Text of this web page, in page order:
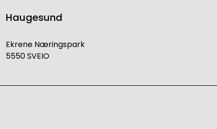
Haugesund
Ekrene Næringspark
5550 SVEIO